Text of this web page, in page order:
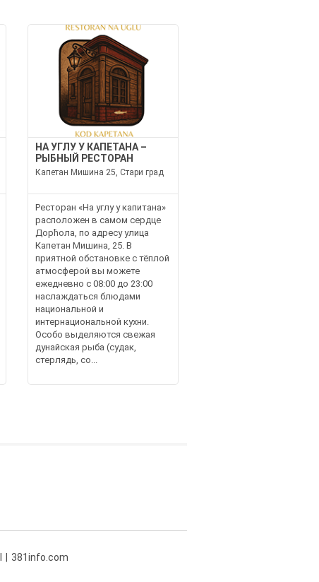
НА УГЛУ У КАПЕТАНА –
РЫБНЫЙ РЕСТОРАН
Капетан Мишина 25, Стари град
Ресторан «На углу у капитана»
расположен в самом сердце
Дорћола, по адресу улица
Капетан Мишина, 25. В
приятной обстановке с тёплой
атмосферой вы можете
ежедневно с 08:00 до 23:00
наслаждаться блюдами
национальной и
интернациональной кухни.
Особо выделяются свежая
дунайская рыба (судак,
стерлядь, со...
381info.com